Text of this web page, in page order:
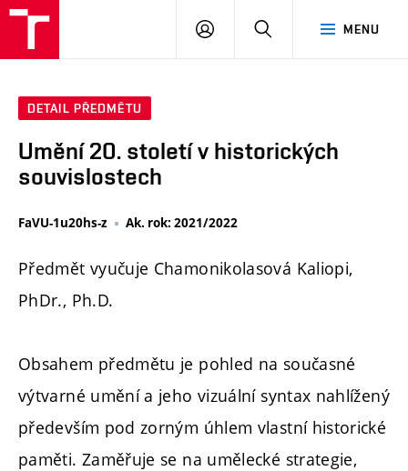
MENU
PŘIHLÁSIT
DETAIL PŘEDMĚTU
Umění 20. století v historických
souvislostech
FaVU-1u20hs-z Ak. rok: 2021/2022
Předmět vyučuje Chamonikolasová Kaliopi,
PhDr., Ph.D.
Obsahem předmětu je pohled na současné
výtvarné umění a jeho vizuální syntax nahlížený
především pod zorným úhlem vlastní historické
paměti. Zaměřuje se na umělecké strategie,